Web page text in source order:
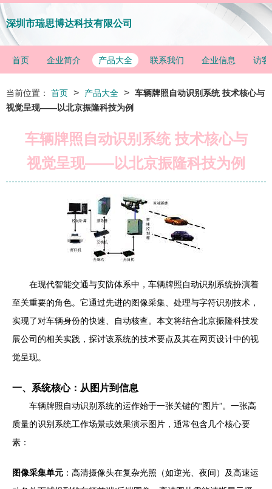
深圳市瑞思博达科技有限公司
首页 企业简介 产品大全 联系我们 企业信息 访客
当前位置： 首页 > 产品大全 > 车辆牌照自动识别系统 技术核心与
视觉呈现——以北京振隆科技为例
车辆牌照自动识别系统 技术核心与
视觉呈现——以北京振隆科技为例
在现代智能交通与安防体系中，车辆牌照自动识别系统扮演着
至关重要的角色。它通过先进的图像采集、处理与字符识别技术，
实现了对车辆身份的快速、自动核查。本文将结合北京振隆科技发
展公司的相关实践，探讨该系统的技术要点及其在网页设计中的视
觉呈现。
一、系统核心：从图片到信息
车辆牌照自动识别系统的运作始于一张关键的“图片”。一张高
质量的识别系统工作场景或效果演示图片，通常包含几个核心要
素：
图像采集单元 ：高清摄像头在复杂光照（如逆光、夜间）及高速运